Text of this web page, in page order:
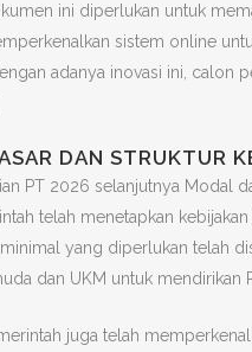
ini diperlukan untuk
sistem online
adanya inovasi ini, calon
DAN STRUKTUR
PT 2026 selanjutnya Modal
telah menetapkan
yang diperlukan telah
dan UKM untuk
juga telah